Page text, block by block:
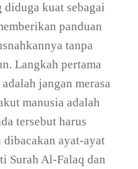
diduga kuat sebagai
panduan
tanpa
Langkah pertama
jangan merasa
manusia adalah
tersebut harus
ayat-ayat
Surah Al-Falaq dan